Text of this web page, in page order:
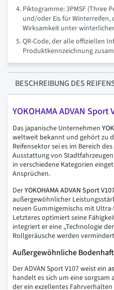
Piktogramme: 3PMSF (Three
und/oder Eis für Winterreifen,
Wirksamkeit unter
QR-Code, der alle offiziellen
Produktkennzeichnung
BESCHREIBUNG DES
YOKOHAMA ADVAN Sport
Das japanische Unternehmen
weltweit bekannt und gehört zu
Reifensektor sei es im Bereich
Ausstattung von
in verschiedene Kategorien
Ansprüchen.
DerYOKOHAMA ADVAN Sport
außergewöhnlicher
neuen Gummigemischs mit
Letzteres optimiert seine
integriert er eine „Technologie
Rollgeräusche werden
Außergewöhnliche
Der ADVAN Sport V107 weist ein
handelt es sich um eine
der ein exzellentes